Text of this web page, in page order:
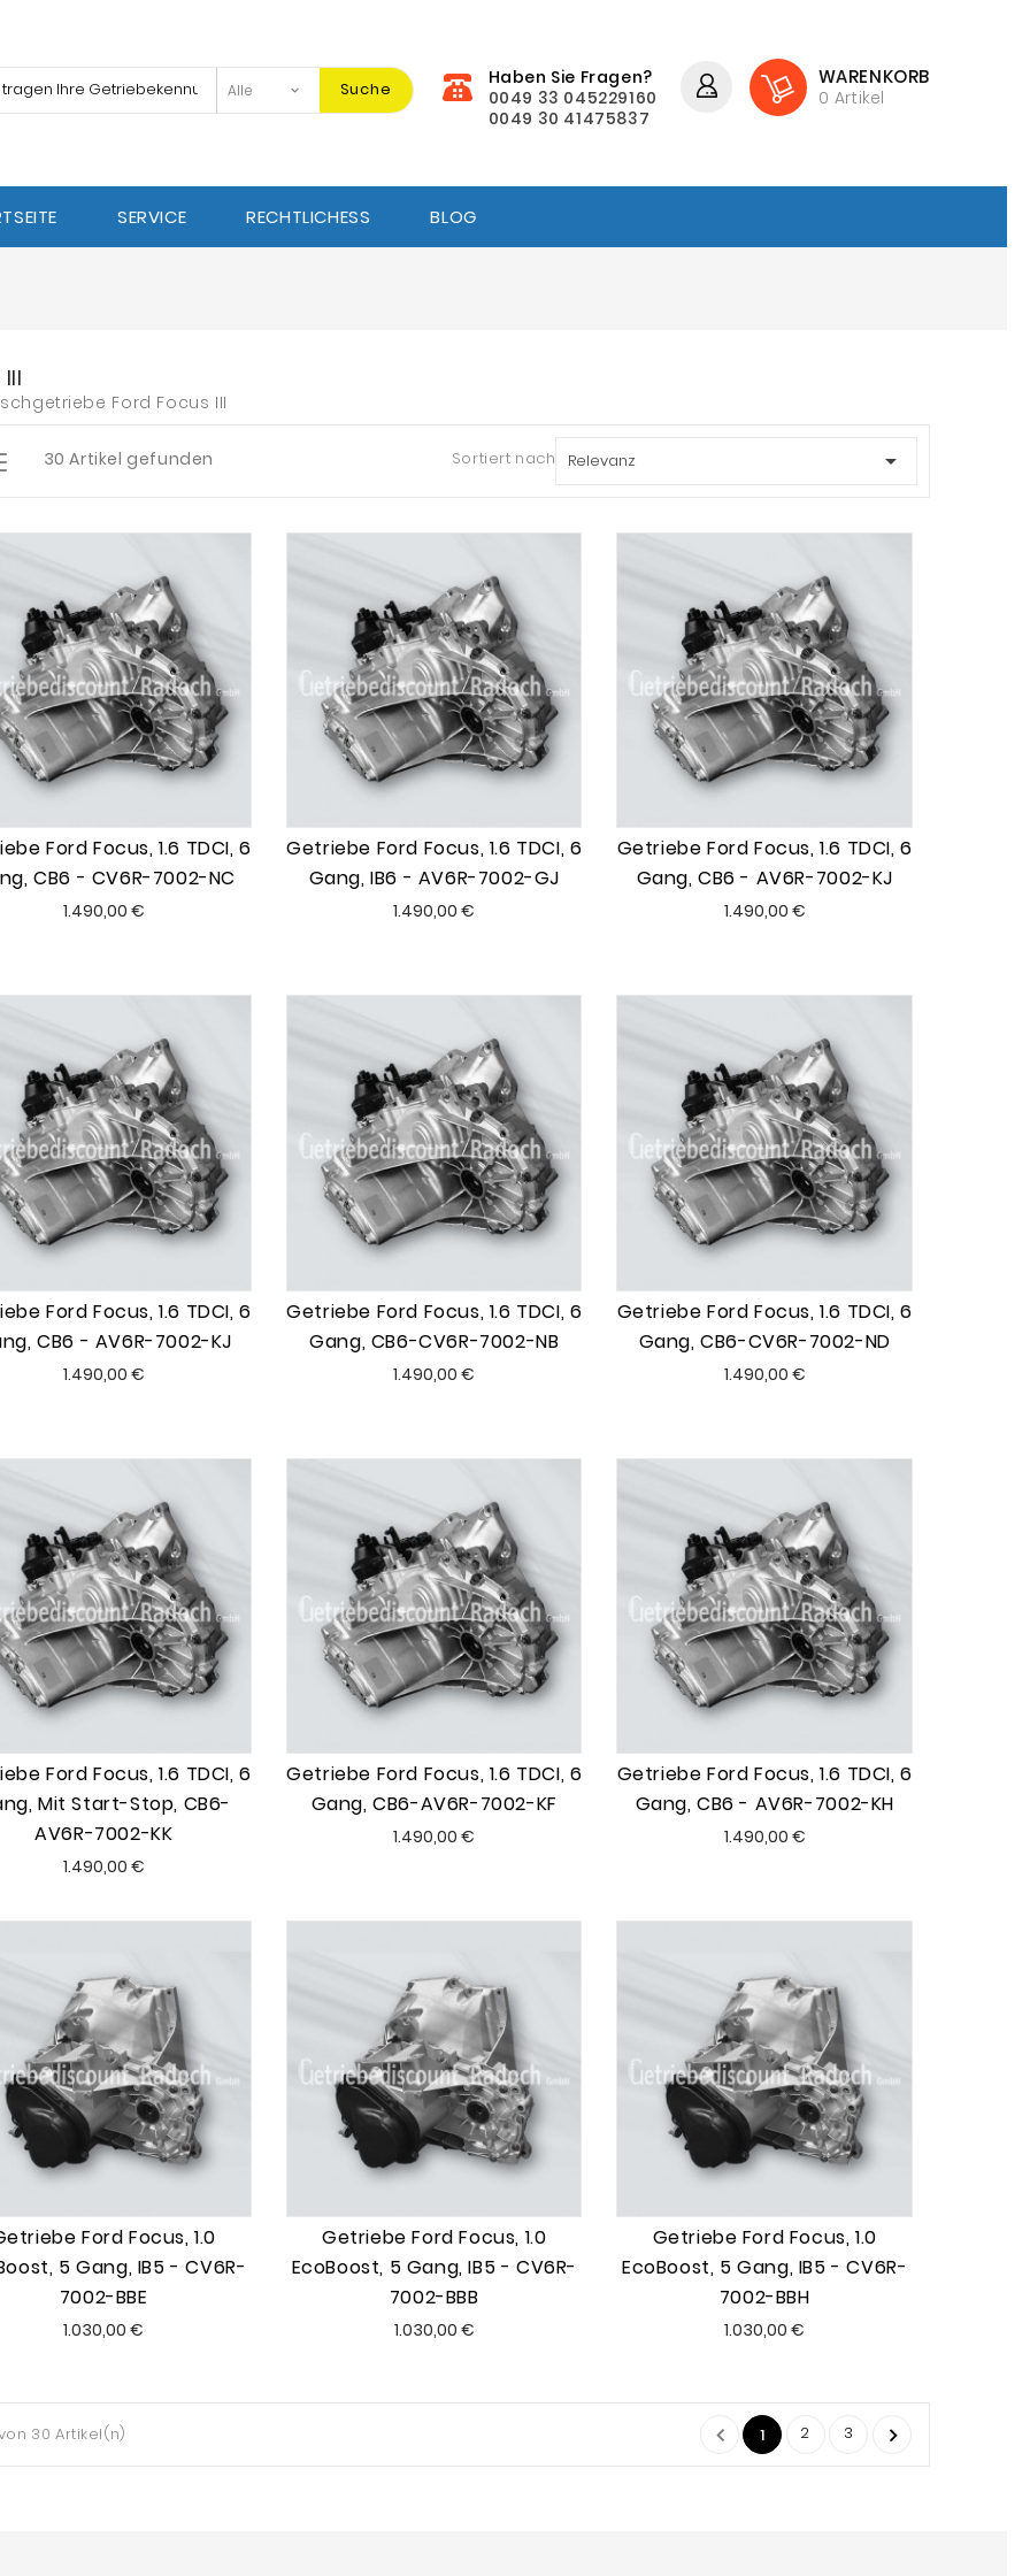
Suche
Haben Sie Fragen?
0049 33 045229160
0049 30 41475837
WARENKORB
0 Artikel
SERVICE RECHTLICHESS BLOG
Ford Focus III
30 Artikel gefunden Sortiert nach: Relevanz 
Ford Focus, 1.6 TDCI, 6
CB6 - CV6R-7002-NC
1.490,00 €Preis
Getriebe Ford Focus, 1.6 TDCI, 6
Gang, IB6 - AV6R-7002-GJ
1.490,00 €
Getriebe Ford Focus, 1.6 TDCI, 6
Gang, CB6 - AV6R-7002-KJ
1.490,00 €Preis
Ford Focus, 1.6 TDCI, 6
CB6 - AV6R-7002-KJ
1.490,00 €Preis
Getriebe Ford Focus, 1.6 TDCI, 6
Gang, CB6-CV6R-7002-NB
1.490,00 €
Getriebe Ford Focus, 1.6 TDCI, 6
Gang, CB6-CV6R-7002-ND
1.490,00 €Preis
Ford Focus, 1.6 TDCI, 6
Mit Start-Stop, CB6-
AV6R-7002-KK
1.490,00 €Preis
Getriebe Ford Focus, 1.6 TDCI, 6
Gang, CB6-AV6R-7002-KF
1.490,00 €
Getriebe Ford Focus, 1.6 TDCI, 6
Gang, CB6 - AV6R-7002-KH
1.490,00 €Preis
Ford Focus, 1.0
5 Gang, IB5 - CV6R-
7002-BBE
1.030,00 €
Getriebe Ford Focus, 1.0
EcoBoost, 5 Gang, IB5 - CV6R-
7002-BBB
1.030,00 €Preis
Getriebe Ford Focus, 1.0
EcoBoost, 5 Gang, IB5 - CV6R-
7002-BBH
1.030,00 €
30 Artikel(n)  1 2 3 